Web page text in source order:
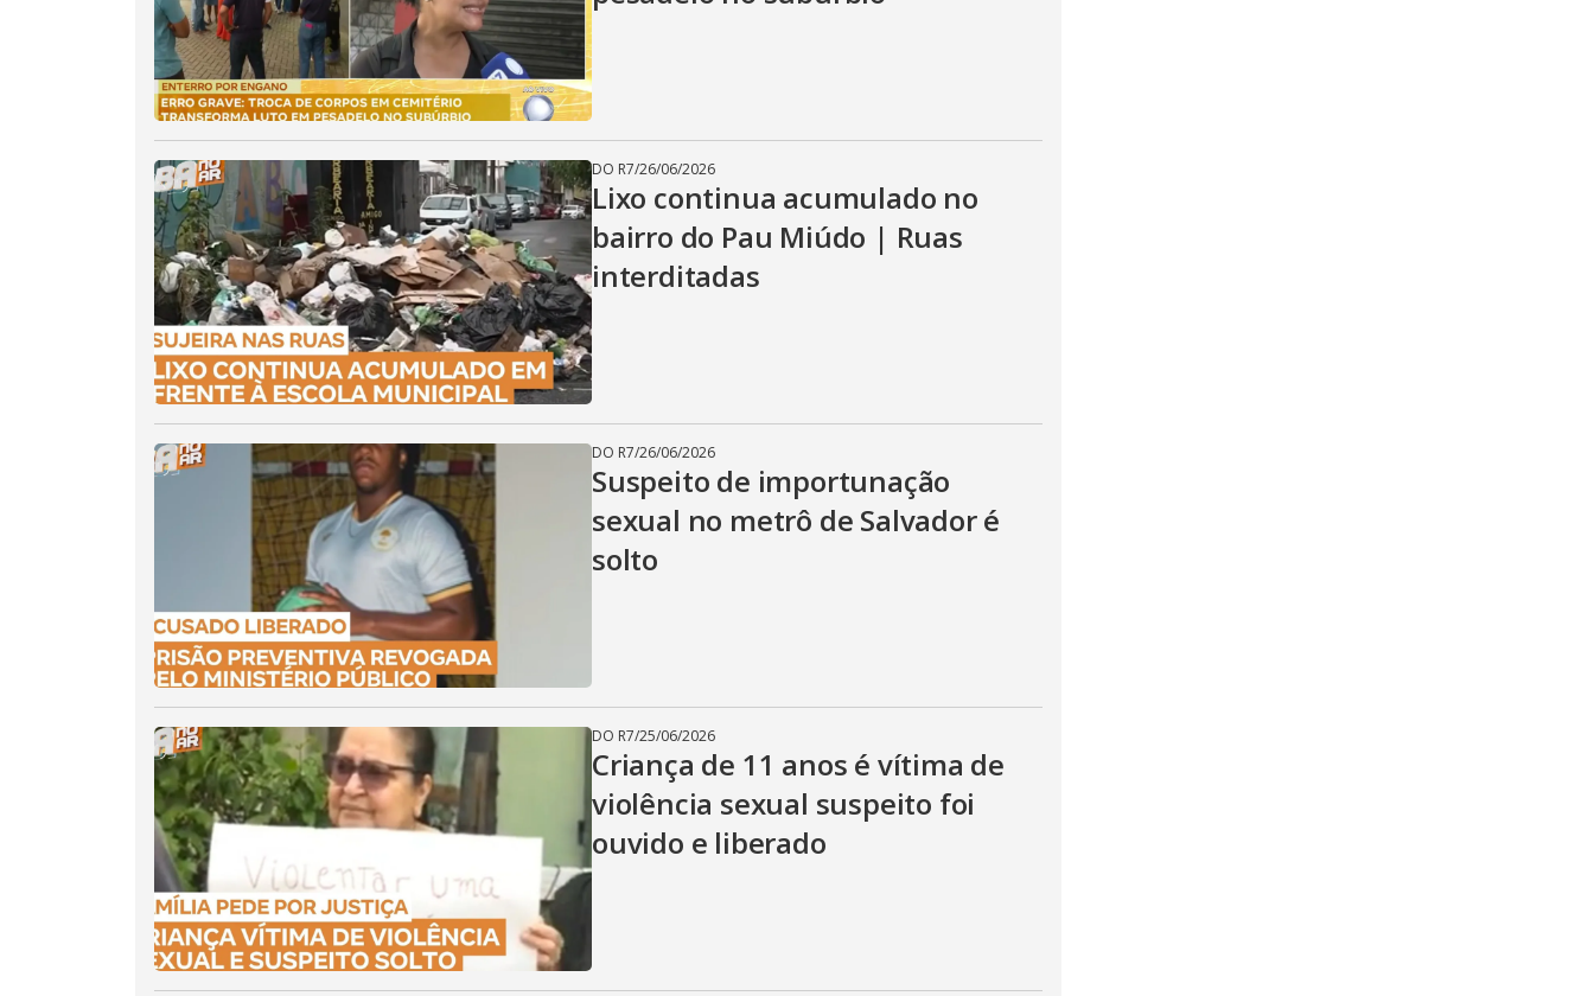
DO R7/26/06/2026
Lixo continua acumulado no
bairro do Pau Miúdo | Ruas
interditadas
DO R7/26/06/2026
Suspeito de importunação
sexual no metrô de Salvador é
solto
DO R7/25/06/2026
Criança de 11 anos é vítima de
violência sexual suspeito foi
ouvido e liberado